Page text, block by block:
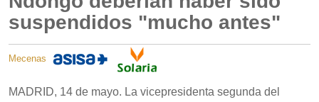
suspendidos "mucho antes"
Mecenas
MADRID, 14 de mayo. La vicepresidenta segunda del